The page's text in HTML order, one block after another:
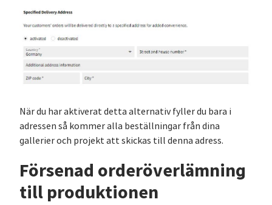
När du har aktiverat detta alternativ fyller du bara i
adressen så kommer alla beställningar från dina
gallerier och projekt att skickas till denna adress.
Försenad orderöverlämning
till produktionen